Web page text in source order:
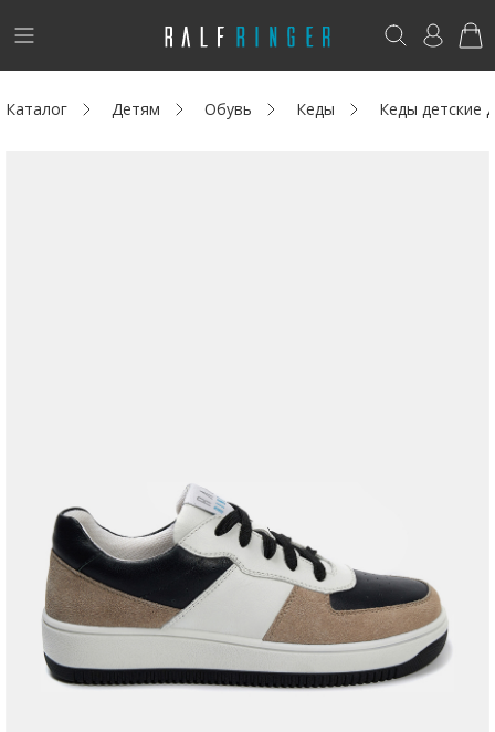
!
Новинки
Возникли вопросы? - club@ralf.ru
Каталог Детям Обувь Кеды Кеды